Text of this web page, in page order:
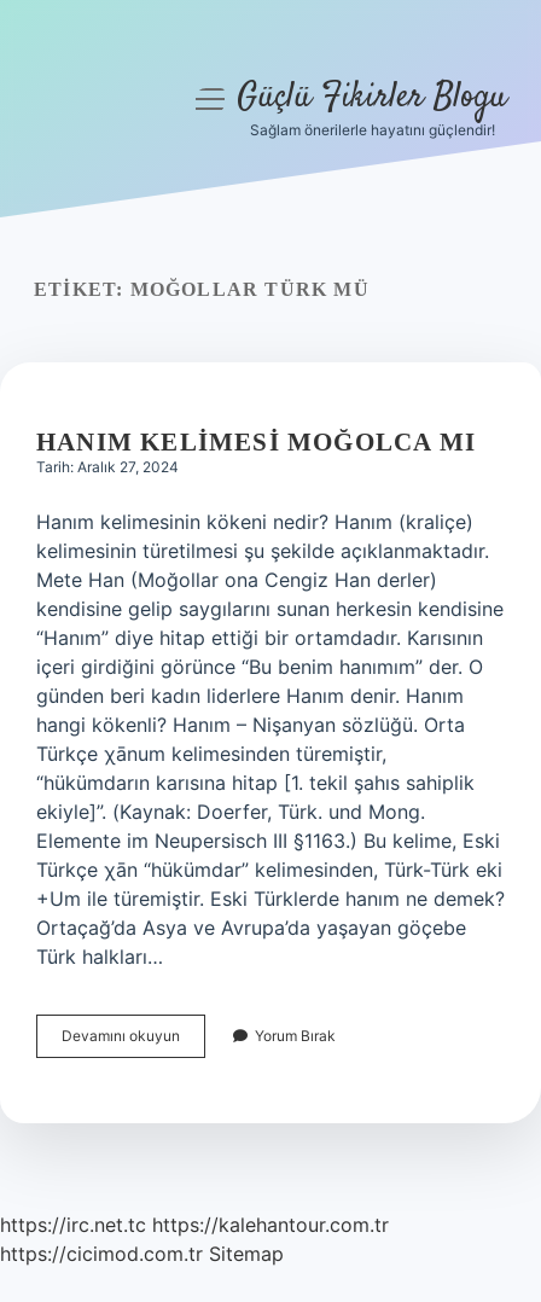
Yasal Uyarı
menüyüGüçlü Fikirler Blogu
Sağlam önerilerle hayatını güçlendir!
ETIKET: MOĞOLLAR TÜRK MÜ
HANIM KELIMESI MOĞOLCA MI
Tarih: Aralık 27, 2024
Hanım kelimesinin kökeni nedir? Hanım (kraliçe)
kelimesinin türetilmesi şu şekilde açıklanmaktadır.
Mete Han (Moğollar ona Cengiz Han derler)
kendisine gelip saygılarını sunan herkesin kendisine
“Hanım” diye hitap ettiği bir ortamdadır. Karısının
içeri girdiğini görünce “Bu benim hanımım” der. O
günden beri kadın liderlere Hanım denir. Hanım
hangi kökenli? Hanım – Nişanyan sözlüğü. Orta
Türkçe χānum kelimesinden türemiştir,
“hükümdarın karısına hitap [1. tekil şahıs sahiplik
ekiyle]”. (Kaynak: Doerfer, Türk. und Mong.
Elemente im Neupersisch III §1163.) Bu kelime, Eski
Türkçe χān “hükümdar” kelimesinden, Türk-Türk eki
+Um ile türemiştir. Eski Türklerde hanım ne demek?
Ortaçağ’da Asya ve Avrupa’da yaşayan göçebe
Türk halkları…
Devamını okuyun
Kelimesi
Yorum Bırak
https://irc.net.tc https://kalehantour.com.tr
https://cicimod.com.tr Sitemap